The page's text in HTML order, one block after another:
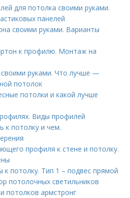
для потолка своими руками.
панелей
своими руками. Варианты
к профилю. Монтаж на
руками. Что лучше —
потолок
потолки и какой лучше
Виды профилей
к потолку и чем.
профиля к стене и потолку.
к потолку. Тип 1 – подвес прямой
потолочных светильников
потолков армстронг